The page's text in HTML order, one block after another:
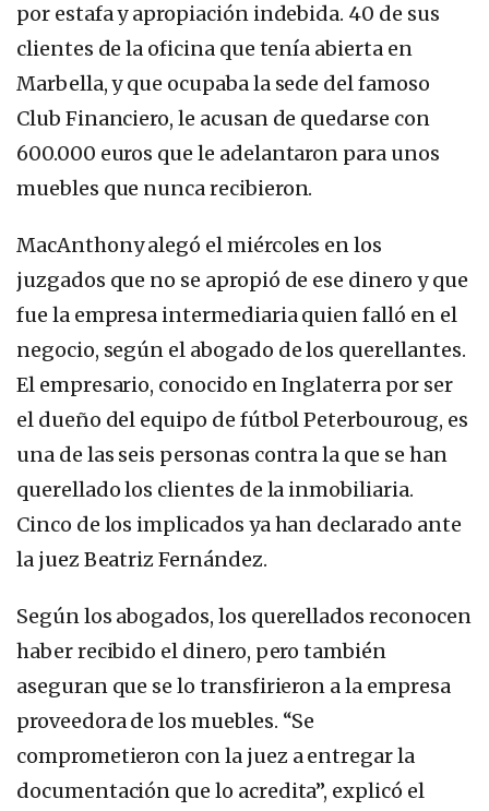
por estafa y apropiación indebida. 40 de sus
clientes de la oficina que tenía abierta en
Marbella, y que ocupaba la sede del famoso
Club Financiero, le acusan de quedarse con
600.000 euros que le adelantaron para unos
muebles que nunca recibieron.
MacAnthony alegó el miércoles en los
juzgados que no se apropió de ese dinero y que
fue la empresa intermediaria quien falló en el
negocio, según el abogado de los querellantes.
El empresario, conocido en Inglaterra por ser
el dueño del equipo de fútbol Peterbouroug, es
una de las seis personas contra la que se han
querellado los clientes de la inmobiliaria.
Cinco de los implicados ya han declarado ante
la juez Beatriz Fernández.
Según los abogados, los querellados reconocen
haber recibido el dinero, pero también
aseguran que se lo transfirieron a la empresa
proveedora de los muebles. “Se
comprometieron con la juez a entregar la
documentación que lo acredita”, explicó el